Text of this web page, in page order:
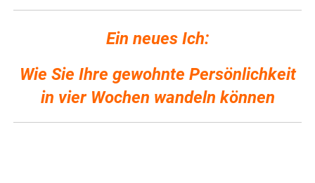
Ein neues Ich:
Wie Sie Ihre gewohnte Persönlichkeit
in vier Wochen wandeln können